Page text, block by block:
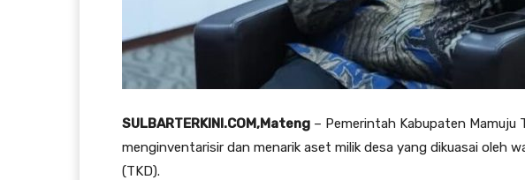
SULBARTERKINI.COM,Mateng – Pemerintah Kabupaten Mamuju
menginventarisir dan menarik aset milik desa yang dikuasai oleh
(TKD).